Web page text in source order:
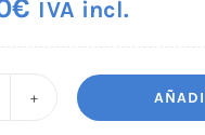
€ IVA incl.